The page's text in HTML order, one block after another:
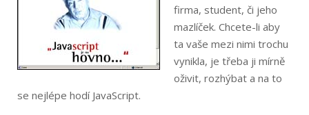
firma, student, či jeho
mazlíček. Chcete-li aby
ta vaše mezi nimi trochu
vynikla, je třeba ji mírně
oživit, rozhýbat a na to
se nejlépe hodí JavaScript.